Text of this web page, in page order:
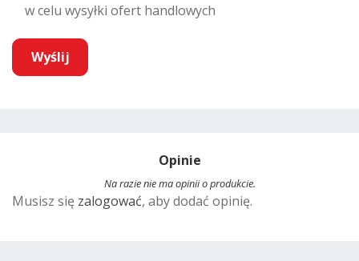
w celu wysyłki ofert handlowych
n
Opinie
Na razie nie ma opinii o produkcie.
Musisz się zalogować, aby dodać opinię.